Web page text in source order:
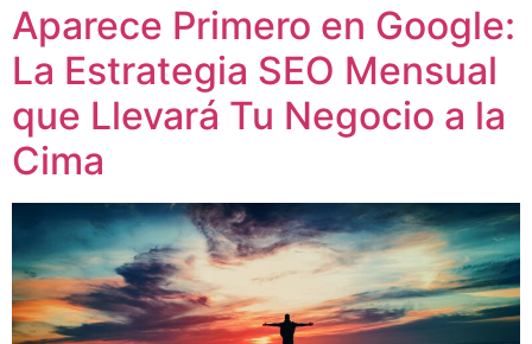
Aparece Primero en Google:
La Estrategia SEO Mensual
que Llevará Tu Negocio a la
Cima